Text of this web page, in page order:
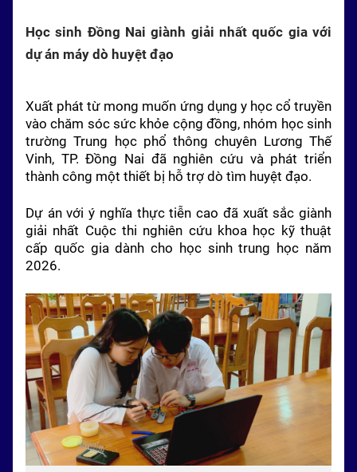
Học sinh Đồng Nai giành giải nhất quốc gia với
dự án máy dò huyệt đạo
Xuất phát từ mong muốn ứng dụng y học cổ truyền
vào chăm sóc sức khỏe cộng đồng, nhóm học sinh
trường Trung học phổ thông chuyên Lương Thế
Vinh, TP. Đồng Nai đã nghiên cứu và phát triển
thành công một thiết bị hỗ trợ dò tìm huyệt đạo.
Dự án với ý nghĩa thực tiễn cao đã xuất sắc giành
giải nhất Cuộc thi nghiên cứu khoa học kỹ thuật
cấp quốc gia dành cho học sinh trung học năm
2026.